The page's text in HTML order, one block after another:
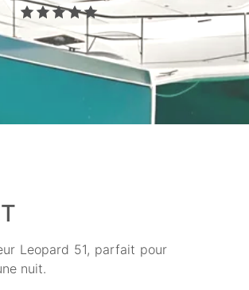
Leopard 51, parfait pour
nuit.